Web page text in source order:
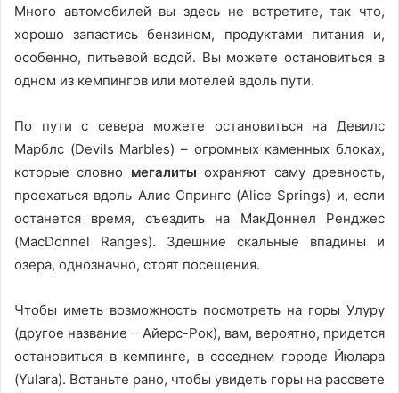
Много автомобилей вы здесь не встретите, так что,
хорошо запастись бензином, продуктами питания и,
особенно, питьевой водой. Вы можете остановиться в
одном из кемпингов или мотелей вдоль пути.
По пути с севера можете остановиться на Девилс
Марблс (Devils Marbles) – огромных каменных блоках,
которые словно мегалиты охраняют саму древность,
проехаться вдоль Алис Спрингс (Alice Springs) и, если
останется время, съездить на МакДоннел Ренджес
(MacDonnel Ranges). Здешние скальные впадины и
озера, однозначно, стоят посещения.
Чтобы иметь возможность посмотреть на горы Улуру
(другое название – Айерс-Рок), вам, вероятно, придется
остановиться в кемпинге, в соседнем городе Йюлара
(Yulara). Встаньте рано, чтобы увидеть горы на рассвете